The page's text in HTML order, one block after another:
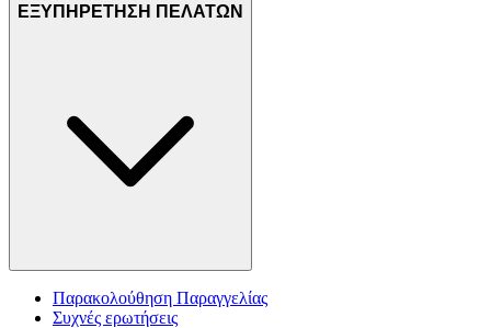
ΕΞΥΠΗΡΕΤΗΣΗ ΠΕΛΑΤΩΝ
Παρακολούθηση Παραγγελίας
Συχνές ερωτήσεις